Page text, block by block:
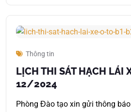
Thông tin
LỊCH THI SÁT HẠCH LÁI
12/2024
Phòng Đào tạo xin gửi thông